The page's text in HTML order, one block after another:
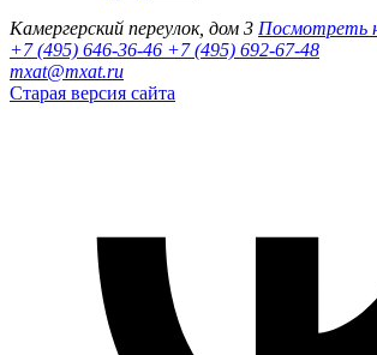
Камергерский переулок, дом 3 Посмотреть
+7 (495) 646-36-46 +7 (495) 692-67-48‬
mxat@mxat.ru
Старая версия сайта